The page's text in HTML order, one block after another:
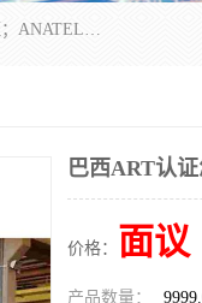
*是一家的测试、评估、检查与认机构，主要从事巴西NR10认证、NR12认证、NR13认证；ANATEL认证、INMTRO认证，欧盟CE认证：MD认证，PED认证，MID认证，ATEX认证，德国蓝色天使认证。
巴西ART认
价格： 面议
产品数量：